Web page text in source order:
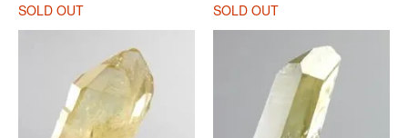
SOLD OUT
SOLD OUT